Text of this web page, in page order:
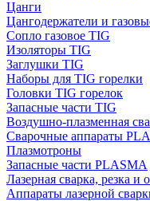
Цанги
Цангодержатели и
Сопло газовое TIG
Изоляторы TIG
Заглушки TIG
Наборы для TIG горелки
Головки TIG горелок
Запасные части TIG
Воздушно-плазменная
Сварочные аппараты
Плазмотроны
Запасные части PLASMA
Лазерная сварка, резка и
Аппараты лазерной